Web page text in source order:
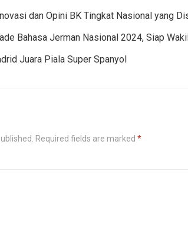
dan Opini BK Tingkat Nasional yang
Bahasa Jerman Nasional 2024, Siap
Juara Piala Super Spanyol
Required fields are marked *